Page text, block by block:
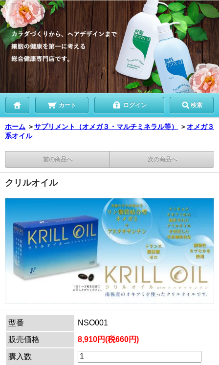
カート ログイン 検索
ホーム ＞サプリメント（オメガ３・マルチミネラル等） ＞オメガ３
系オイル
前の商品へ 次の商品へ
クリルオイル
型番
NSO001
販売価格
8,910円(税660円)
購入数